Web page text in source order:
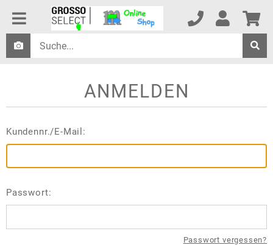
ANMELDEN
Kundennr./E-Mail:
Passwort:
Passwort vergessen?